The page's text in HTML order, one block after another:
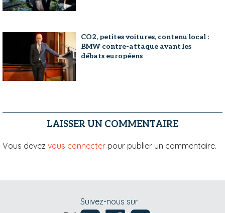
CO2, petites voitures, contenu local :
BMW contre-attaque avant les
débats européens
LAISSER UN COMMENTAIRE
Vous devez vous connecter pour publier un commentaire.
Suivez-nous sur